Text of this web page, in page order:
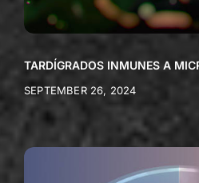
TARDÍGRADOS INMUNES A
SEPTEMBER 26, 2024